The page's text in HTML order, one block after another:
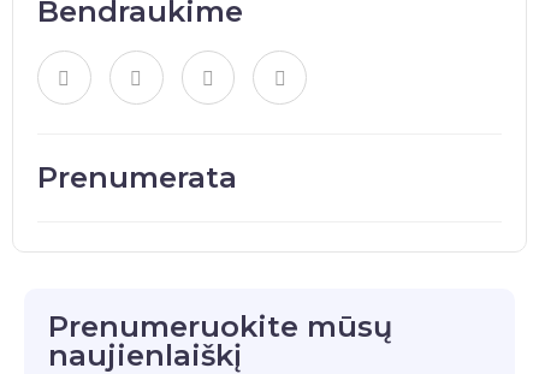
Bendraukime
Prenumerata
Prenumeruokite mūsų
naujienlaiškį